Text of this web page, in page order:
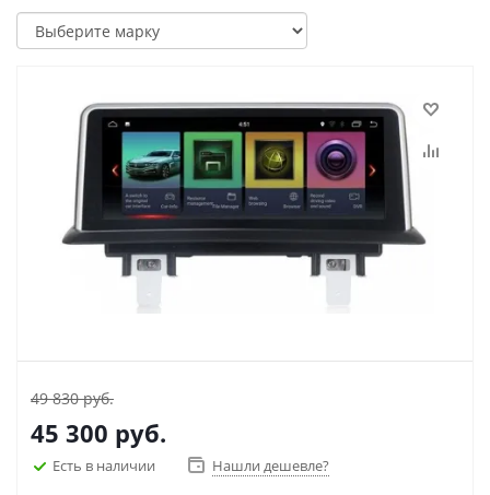
49 830 руб.
45 300 руб.
Есть в наличии Нашли дешевле?